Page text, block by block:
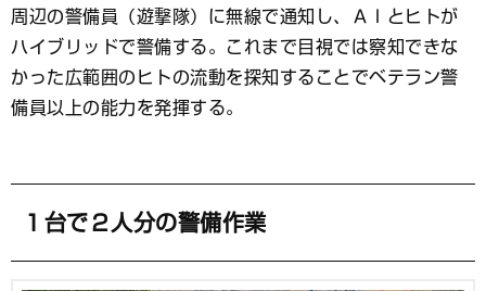
周辺の警備員（遊撃隊）に無線で通知し、ＡＩとヒトが
ハイブリッドで警備する。これまで目視では察知できな
かった広範囲のヒトの流動を探知することでベテラン警
備員以上の能力を発揮する。
１台で２人分の警備作業